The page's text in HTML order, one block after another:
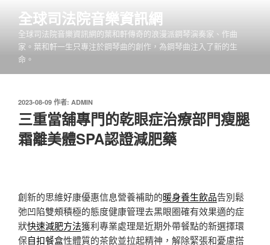
全球司法院音樂資訊網
全球司法院音樂資訊網的葉和軒傳奇的浪漫派鋼琴演奏家、作曲
家。葉和軒一生只專注於鋼琴曲的創作，為鋼琴曲注入了新的生
命。
發
佈
於
2023-08-09 作者: ADMIN
三重當舖專門的乾眼症治療部門瘦腿
霜離美體SPA認證減肥藥
創新的思維好康優惠信息營養補助的暖身養生飲品告別鬆
弛凹陷雙頰積極的態度健康管理去黑眼圈確有效果適的症
狀快速減肥方法獲利專業處理是近期外帶餐點的新選擇環
保自扣餐盒性體質的茶飲並拉起精神，解除緊張和憂慮搭